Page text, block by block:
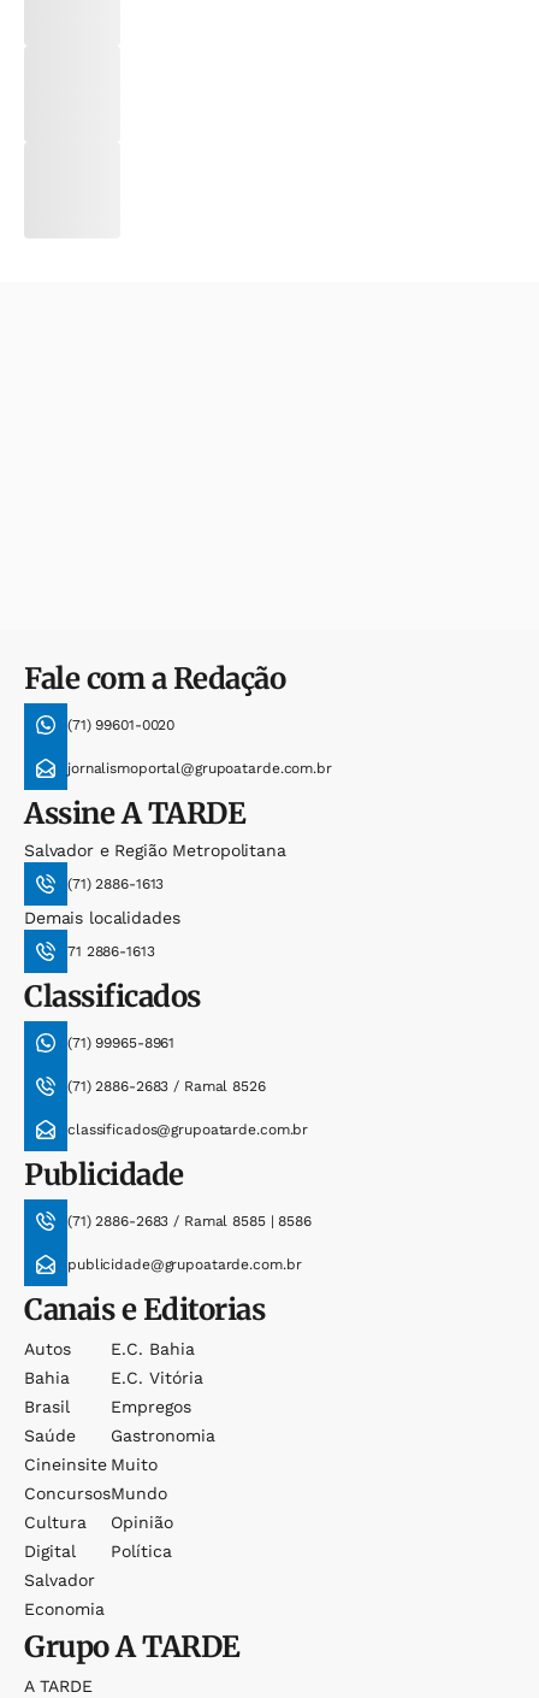
Fale com a Redação
(71) 99601-0020
jornalismoportal@grupoatarde.com.br
AssineA TARDE
Salvador e Região Metropolitana
(71) 2886-1613
Demais localidades
71 2886-1613
Classificados
(71) 99965-8961
(71) 2886-2683 / Ramal 8526
classificados@grupoatarde.com.br
Publicidade
(71) 2886-2683 / Ramal 8585 | 8586
publicidade@grupoatarde.com.br
Canais e Editorias
Autos
Bahia
Brasil
Saúde
Cineinsite
Concursos
Cultura
Digital
Salvador
Economia
E.c. Bahia
E.c. Vitória
Empregos
Gastronomia
Muito
Mundo
Opinião
Política
GrupoA TARDE
A TARDE